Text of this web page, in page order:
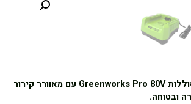
מטען מהיר 4Ah לסוללות Greenworks Pro 80V עם מאוורר קירור
ובטוחה.